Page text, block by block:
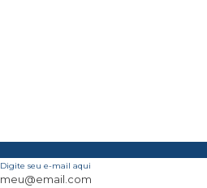
Digite seu e-mail aqui